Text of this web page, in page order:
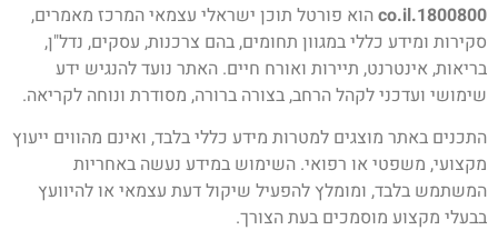
1800800.co.il
הוא פורטל תוכן ישראלי עצמאי המרכז מאמרים,
סקירות ומידע כללי במגוון תחומים, בהם צרכנות, עסקים, נדל"ן,
בריאות, אינטרנט, תיירות ואורח חיים. האתר נועד להנגיש ידע
שימושי ועדכני לקהל הרחב, בצורה ברורה, מסודרת ונוחה לקריאה.
התכנים באתר מוצגים למטרות מידע כללי בלבד, ואינם מהווים ייעוץ
מקצועי, משפטי או רפואי. השימוש במידע נעשה באחריות
המשתמש בלבד, ומומלץ להפעיל שיקול דעת עצמאי או להיוועץ
בבעלי מקצוע מוסמכים בעת הצורך.